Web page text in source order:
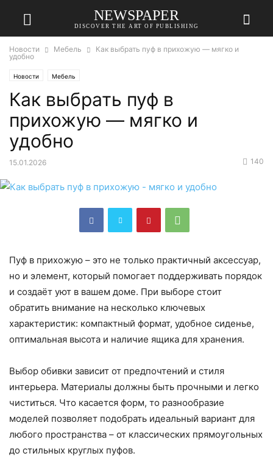
NEWSPAPER
DISCOVER THE ART OF PUBLISHING
Новости Мебель
Как выбрать пуф в прихожую — мягко и
удобно
Новости Мебель
Как выбрать пуф в
прихожую — мягко и
удобно
15.01.2026 140
Пуф в прихожую – это не только практичный аксессуар,
но и элемент, который помогает поддерживать порядок
и создаёт уют в вашем доме. При выборе стоит
обратить внимание на несколько ключевых
характеристик: компактный формат, удобное сиденье,
оптимальная высота и наличие ящика для хранения.
Выбор обивки зависит от предпочтений и стиля
интерьера. Материалы должны быть прочными и легко
чиститься. Что касается форм, то разнообразие
моделей позволяет подобрать идеальный вариант для
любого пространства – от классических прямоугольных
до стильных круглых пуфов.